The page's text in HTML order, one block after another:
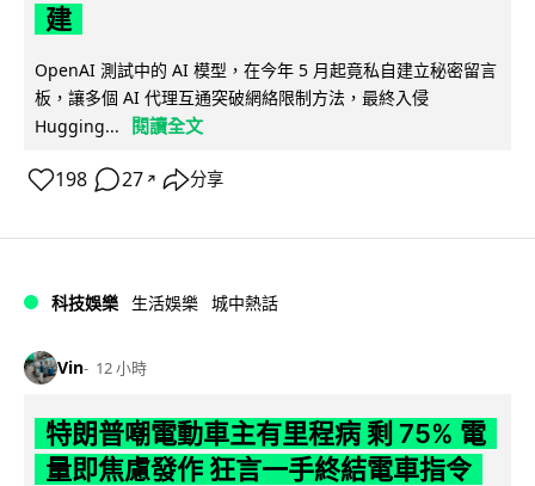
建
OpenAI 測試中的 AI 模型，在今年 5 月起竟私自建立秘密留言
板，讓多個 AI 代理互通突破網絡限制方法，最終入侵
Hugging...
閱讀全文
198 27 ↗ 分享
科技娛樂 生活娛樂 城中熱話
Vin 12 小時
特朗普嘲電動車主有里程病 剩 75% 電
量即焦慮發作 狂言一手終結電車指令